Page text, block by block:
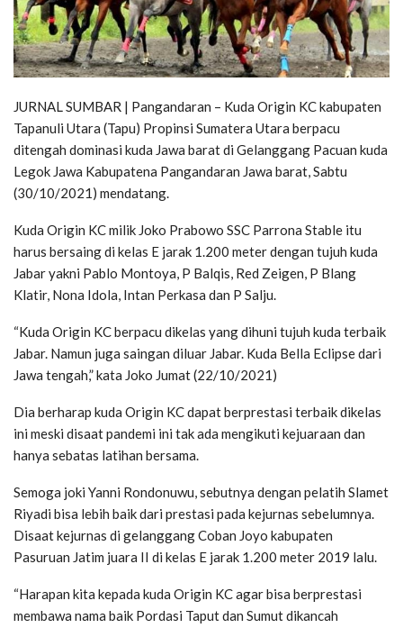
JURNAL SUMBAR | Pangandaran – Kuda Origin KC kabupaten
Tapanuli Utara (Tapu) Propinsi Sumatera Utara berpacu
ditengah dominasi kuda Jawa barat di Gelanggang Pacuan kuda
Legok Jawa Kabupatena Pangandaran Jawa barat, Sabtu
(30/10/2021) mendatang.
Kuda Origin KC milik Joko Prabowo SSC Parrona Stable itu
harus bersaing di kelas E jarak 1.200 meter dengan tujuh kuda
Jabar yakni Pablo Montoya, P Balqis, Red Zeigen, P Blang
Klatir, Nona Idola, Intan Perkasa dan P Salju.
“Kuda Origin KC berpacu dikelas yang dihuni tujuh kuda terbaik
Jabar. Namun juga saingan diluar Jabar. Kuda Bella Eclipse dari
Jawa tengah,” kata Joko Jumat (22/10/2021)
Dia berharap kuda Origin KC dapat berprestasi terbaik dikelas
ini meski disaat pandemi ini tak ada mengikuti kejuaraan dan
hanya sebatas latihan bersama.
Semoga joki Yanni Rondonuwu, sebutnya dengan pelatih Slamet
Riyadi bisa lebih baik dari prestasi pada kejurnas sebelumnya.
Disaat kejurnas di gelanggang Coban Joyo kabupaten
Pasuruan Jatim juara II di kelas E jarak 1.200 meter 2019 lalu.
“Harapan kita kepada kuda Origin KC agar bisa berprestasi
membawa nama baik Pordasi Taput dan Sumut dikancah